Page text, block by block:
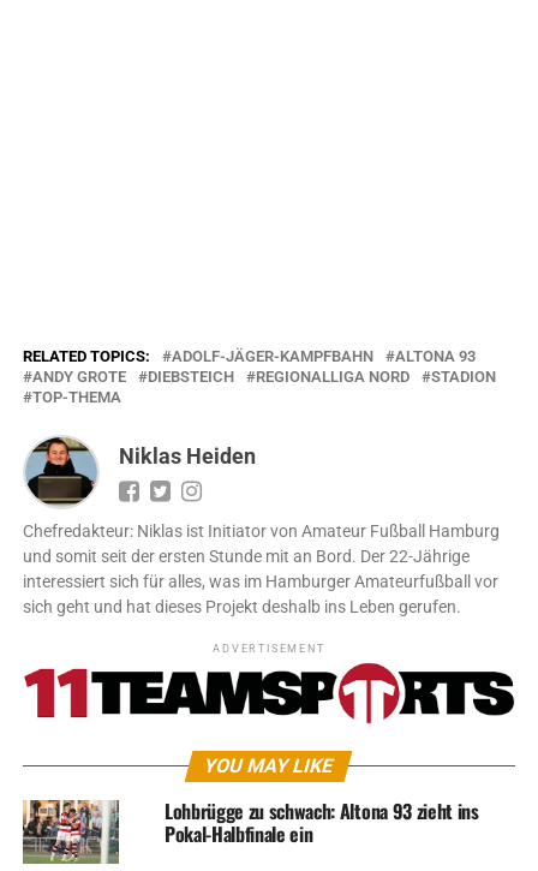
RELATED TOPICS: ADOLF-JÄGER-KAMPFBAHN
ALTONA 93
ANDY GROTE
DIEBSTEICH REGIONALLIGA NORD
STADION
TOP-THEMA
Niklas Heiden
Chefredakteur: Niklas ist Initiator von Amateur Fußball Hamburg
und somit seit der ersten Stunde mit an Bord. Der 22-Jährige
interessiert sich für alles, was im Hamburger Amateurfußball vor
sich geht und hat dieses Projekt deshalb ins Leben gerufen.
ADVERTISEMENT
YOU MAY LIKE
Lohbrügge zu schwach: Altona 93 zieht ins
Pokal-Halbfinale ein